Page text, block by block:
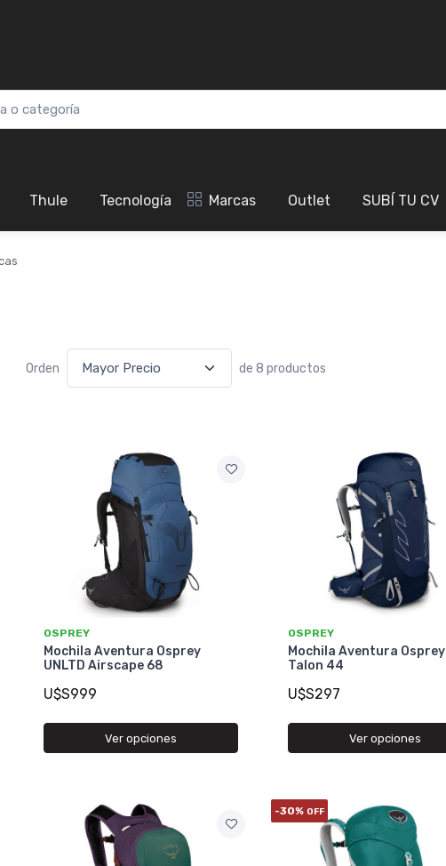
Thule Tecnología Marcas Outlet SUBÍ TU CV
Orden de 8 productos
OSPREY
Mochila Aventura Osprey
UNLTD Airscape 68
U$S999
Ver opciones
OSPREY
Mochila Aventura Osprey
Talon 44
U$S297
Ver opciones
-30% OFF